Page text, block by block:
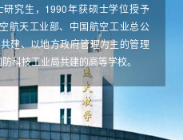
究生，1990年获硕士学位授予
航天工业部、中国航空工业总公
建、以地方政府管理为主的管理
科技工业局共建的高等学校。